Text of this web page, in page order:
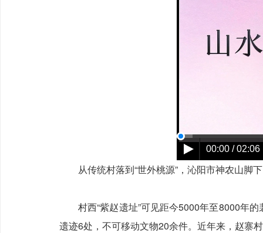
00:00 / 02:06
从传统村落到“世外桃源”，沁阳市神农山脚
村西“紫赵遗址”可见距今5000年至8000年
遗迹6处，不可移动文物20余件。 近年来，赵寨